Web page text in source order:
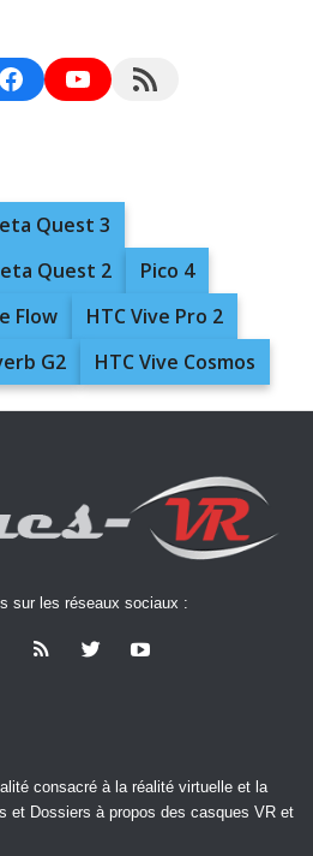
FacebookYouTubeRSS Feed
Quest 3
Quest 2
Pico 4
Flow
HTC Vive Pro 2
G2 HTC Vive Cosmos
sur les réseaux sociaux :
consacré à la réalité virtuelle et la
et Dossiers à propos des casques VR et